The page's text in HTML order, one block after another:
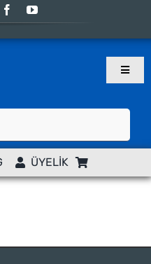
Toggle
Ana Sayfa
Programlar YENİ
Atölye
ÜYELİK